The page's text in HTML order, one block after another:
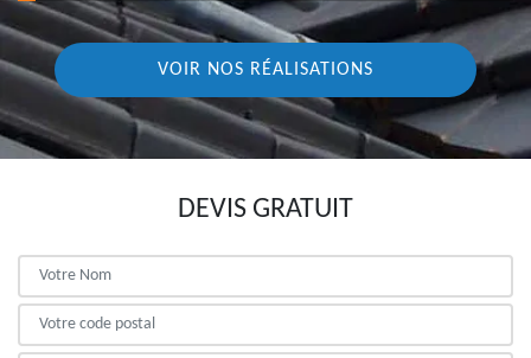
VOIR NOS RÉALISATIONS
DEVIS GRATUIT